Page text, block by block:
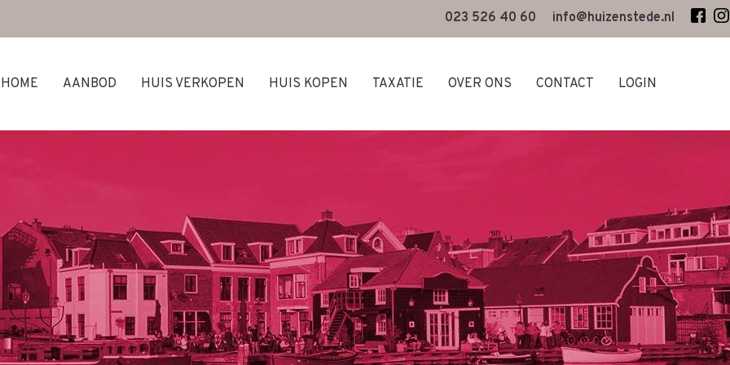
023 526 40 60 info@huizenstede.nl
HOME AANBOD HUIS VERKOPEN HUIS KOPEN TAXATIE OVER ONS CONTACT LOGIN